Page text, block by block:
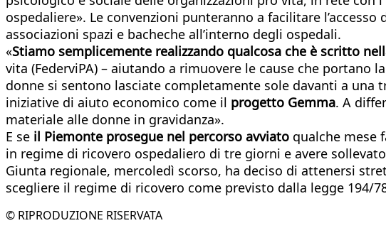
ospedaliere». Le convenzioni punteranno a facilitare
associazioni spazi e bacheche all’interno degli ospedali.
«Stiamo semplicemente realizzando qualcosa che è scritto
vita (FederviPA) – aiutando a rimuovere le cause che
donne si sentono lasciate completamente sole davanti a una
iniziative di aiuto economico come il progetto Gemma. A
materiale alle donne in gravidanza».
E se il Piemonte prosegue nel percorso avviato qualche mese
in regime di ricovero ospedaliero di tre giorni e avere
Giunta regionale, mercoledì scorso, ha deciso di attenersi
scegliere il regime di ricovero come previsto dalla legge 194/
© RIPRODUZIONE RISERVATA